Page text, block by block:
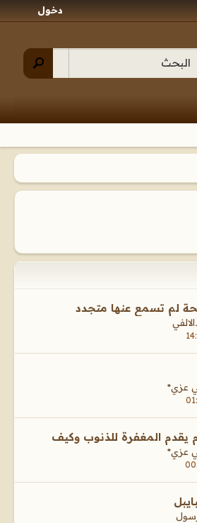
دخول
لم تسمع عنها متجدد
عزي*
يقدم المغفرة للذنوب وكيف
عزي*